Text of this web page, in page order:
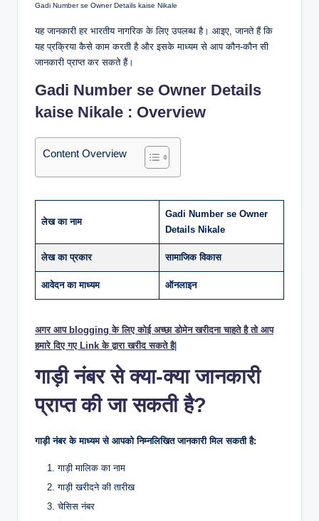
Gadi Number se Owner Details kaise Nikale
यह जानकारी हर भारतीय नागरिक के लिए उपलब्ध है। आइए, जानते हैं कि
यह प्रक्रिया कैसे काम करती है और इसके माध्यम से आप कौन-कौन सी
जानकारी प्राप्त कर सकते हैं।
Gadi Number se Owner Details
kaise Nikale : Overview
Content Overview
लेख का नाम
Gadi Number se Owner
Details Nikale
लेख का प्रकार सामाजिक विकास
आवेदन का माध्यम ऑनलाइन
अगर आप blogging के लिए कोई अच्छा डोमेन खरीदना चाहते है तो आप
हमारे दिए गए Link के द्वारा खरीद सकते है|
गाड़ी नंबर से क्या-क्या जानकारी
प्राप्त की जा सकती है?
गाड़ी नंबर के माध्यम से आपको निम्नलिखित जानकारी मिल सकती है:
गाड़ी मालिक का नाम
गाड़ी खरीदने की तारीख
चेसिस नंबर